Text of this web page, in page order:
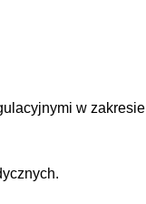
w zakresie